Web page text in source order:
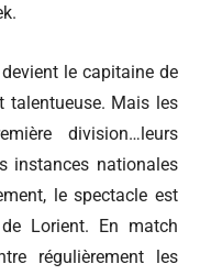
le capitaine de
talentueuse. Mais les
division…leurs
instances nationales
le spectacle est
Lorient. En match
régulièrement les